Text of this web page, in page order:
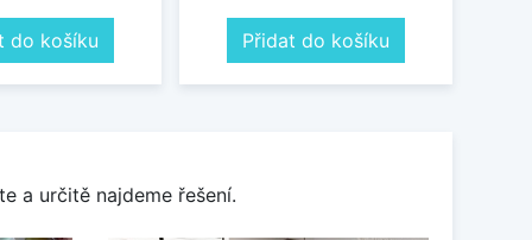
do košíku Přidat do košíku
a určitě najdeme řešení.